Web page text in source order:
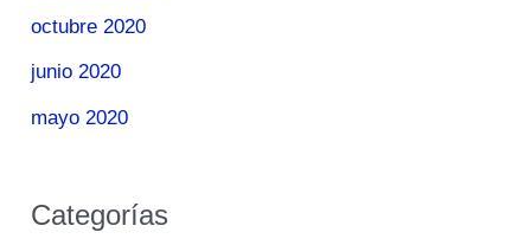
octubre 2020
junio 2020
mayo 2020
Categorías